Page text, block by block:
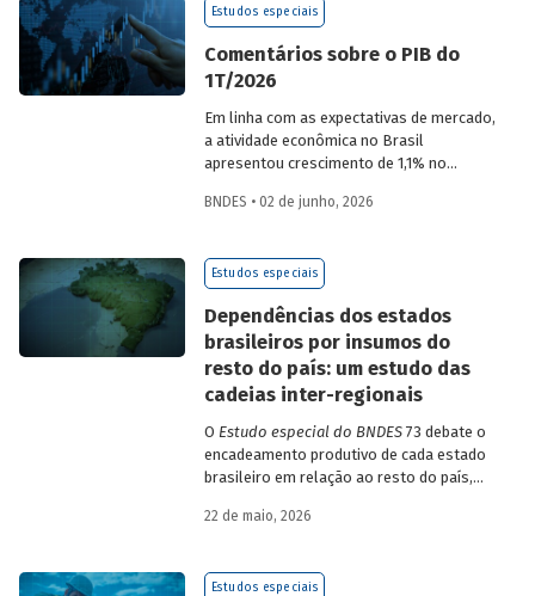
dimensões: lucratividade, solvência,
Estudos especiais
Comentários sobre o PIB do
1T/2026
Em linha com as expectativas de mercado,
a atividade econômica no Brasil
apresentou crescimento de 1,1% no
imediatamente anterior, na série ajustada
próximos meses no
BNDES • 02 de junho, 2026
Estudos especiais
Dependências dos estados
brasileiros por insumos do
resto do país: um estudo das
cadeias inter-regionais
O Estudo especial do BNDES73 debate o
encadeamento produtivo de cada estado
brasileiro em relação ao resto do país,
quanto o estímulo a um estado ou setor
metodologia de construção de matrizes
22 de maio, 2026
Estudos especiais